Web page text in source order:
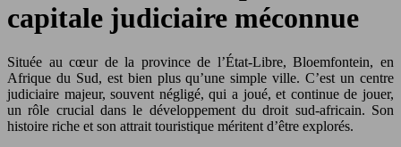
capitale judiciaire méconnue
Située au cœur de la province de l’État-Libre, Bloemfontein, en
Afrique du Sud, est bien plus qu’une simple ville. C’est un centre
judiciaire majeur, souvent négligé, qui a joué, et continue de jouer,
un rôle crucial dans le développement du droit sud-africain. Son
histoire riche et son attrait touristique méritent d’être explorés.